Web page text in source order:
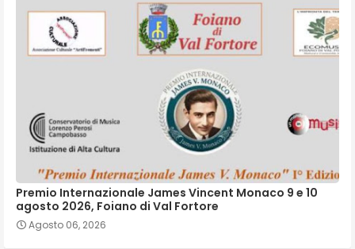
Premio Internazionale James Vincent Monaco 9 e 10
agosto 2026, Foiano di Val Fortore
Agosto 06, 2026